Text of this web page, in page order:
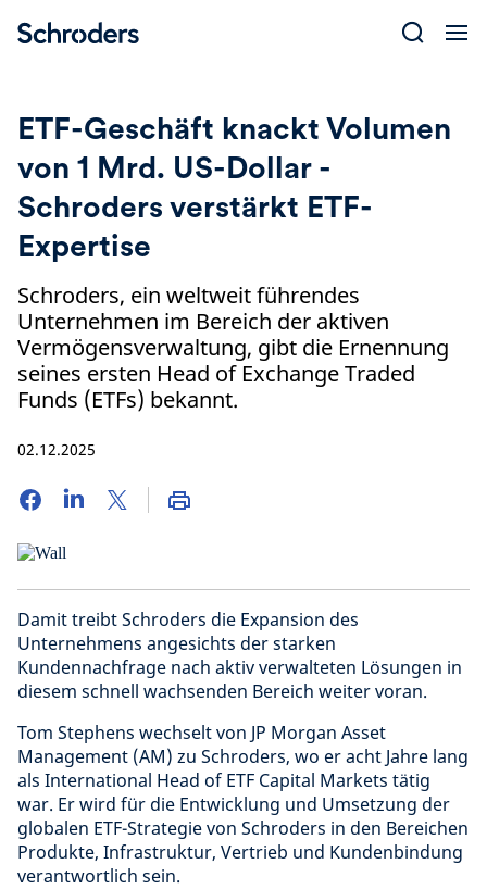
ETF-Geschäft knackt Volumen
von 1 Mrd. US-Dollar -
Schroders verstärkt ETF-
Expertise
Schroders, ein weltweit führendes
Unternehmen im Bereich der aktiven
Vermögensverwaltung, gibt die Ernennung
seines ersten Head of Exchange Traded
Funds (ETFs) bekannt.
02.12.2025
Damit treibt Schroders die Expansion des
Unternehmens angesichts der starken
Kundennachfrage nach aktiv verwalteten Lösungen in
diesem schnell wachsenden Bereich weiter voran.
Tom Stephens wechselt von JP Morgan Asset
Management (AM) zu Schroders, wo er acht Jahre lang
als International Head of ETF Capital Markets tätig
war. Er wird für die Entwicklung und Umsetzung der
globalen ETF-Strategie von Schroders in den Bereichen
Produkte, Infrastruktur, Vertrieb und Kundenbindung
verantwortlich sein.